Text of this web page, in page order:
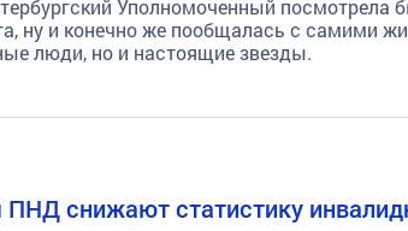
Уполномоченный посмотрела
ну и конечно же пообщалась с самими
люди, но и настоящие звезды.
снижают статистику